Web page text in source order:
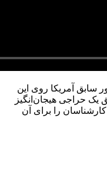
سابق آمریکا روی این
یک حراجی هیجان‌انگیز
را برای آن